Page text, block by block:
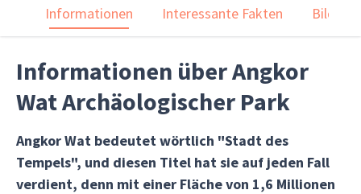
Informationen Interessante Fakten Bilder
Informationen über Angkor
Wat Archäologischer Park
Angkor Wat bedeutet wörtlich "Stadt des
Tempels", und diesen Titel hat sie auf jeden Fall
verdient, denn mit einer Fläche von 1,6 Millionen